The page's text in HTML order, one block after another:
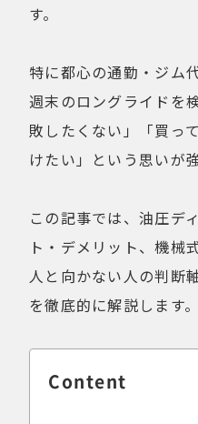
す。
特に都心の通勤・ジム
週末のロングライドを
敗したくない」「買っ
けたい」という思いが
この記事では、油圧デ
ト・デメリット、機械
人と向かない人の判断
を徹底的に解説します。
Content